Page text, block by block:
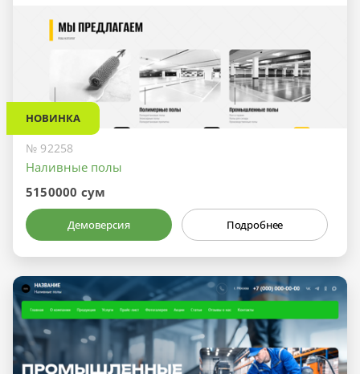
НОВИНКА
№ 92258
Наливные полы
5150000 сум
Демоверсия Подробнее